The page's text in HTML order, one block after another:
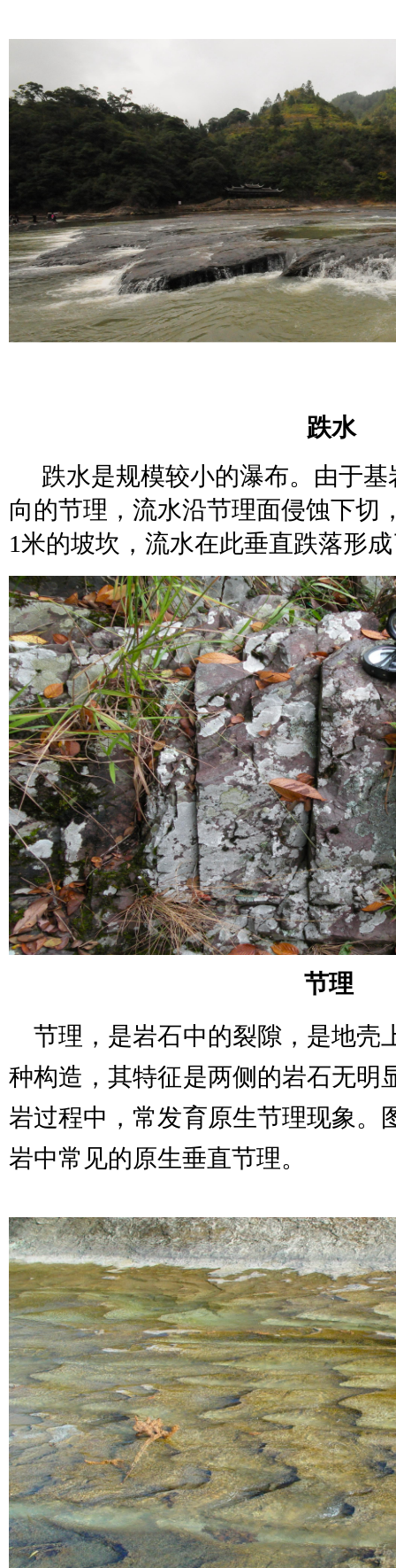
跌水
跌水是规模较小的瀑布。由于
向的节理，流水沿节理面侵蚀下切
1米的坡坎，流水在此垂直跌落形
节理
节理，是岩石中的裂隙，是地壳
种构造，其特征是两侧的岩石无明
岩过程中，常发育原生节理现象。
岩中常见的原生垂直节理。